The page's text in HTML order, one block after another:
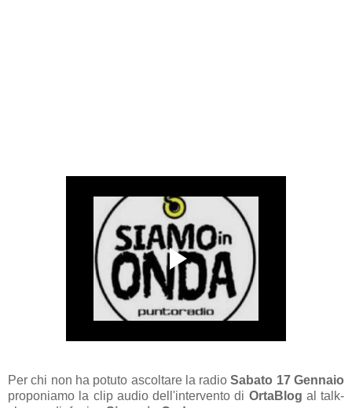
Per chi non ha potuto ascoltare la radioSabato 17 Gennaio
proponiamo la clip audio dell'intervento di OrtaBlog al talk-